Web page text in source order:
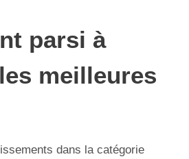
parsi à
meilleures
dans la catégorie